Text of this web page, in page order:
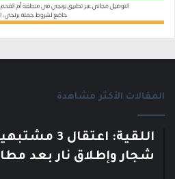
المقالات الأكثر مشاهدة
اللقية:
شجار وإطلاق نار بعد